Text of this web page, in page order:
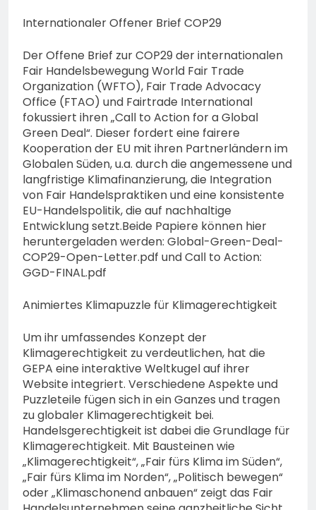
Internationaler Offener Brief COP29
Der Offene Brief zur COP29 der internationalen
Fair Handelsbewegung World Fair Trade
Organization (WFTO), Fair Trade Advocacy
Office (FTAO) und Fairtrade International
fokussiert ihren „Call to Action for a Global
Green Deal“. Dieser fordert eine fairere
Kooperation der EU mit ihren Partnerländern im
Globalen Süden, u.a. durch die angemessene und
langfristige Klimafinanzierung, die Integration
von Fair Handelspraktiken und eine konsistente
EU-Handelspolitik, die auf nachhaltige
Entwicklung setzt.Beide Papiere können hier
heruntergeladen werden: Global-Green-Deal-
COP29-Open-Letter.pdf und Call to Action:
GGD-FINAL.pdf
Animiertes Klimapuzzle für Klimagerechtigkeit
Um ihr umfassendes Konzept der
Klimagerechtigkeit zu verdeutlichen, hat die
GEPA eine interaktive Weltkugel auf ihrer
Website integriert. Verschiedene Aspekte und
Puzzleteile fügen sich in ein Ganzes und tragen
zu globaler Klimagerechtigkeit bei.
Handelsgerechtigkeit ist dabei die Grundlage für
Klimagerechtigkeit. Mit Bausteinen wie
„Klimagerechtigkeit“, „Fair fürs Klima im Süden“,
„Fair fürs Klima im Norden“, „Politisch bewegen“
oder „Klimaschonend anbauen“ zeigt das Fair